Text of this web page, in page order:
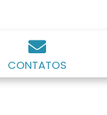
CONTATOS